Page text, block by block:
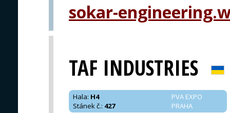
sokar-
TAF INDUSTRIES
PVA EXPO
PRAHA
Hala: H4
Stánek č.: 427